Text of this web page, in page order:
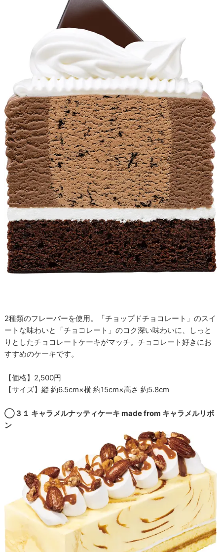
2種類のフレーバーを使用。「チョップドチョコレート」のスイ
ートな味わいと「チョコレート」のコク深い味わいに、しっと
りとしたチョコレートケーキがマッチ。チョコレート好きにお
すすめのケーキです。
【価格】2,500円
【サイズ】縦 約6.5cm×横 約15cm×高さ 約5.8cm
◯３１ キャラメルナッティケーキ made from キャラメルリボ
ン